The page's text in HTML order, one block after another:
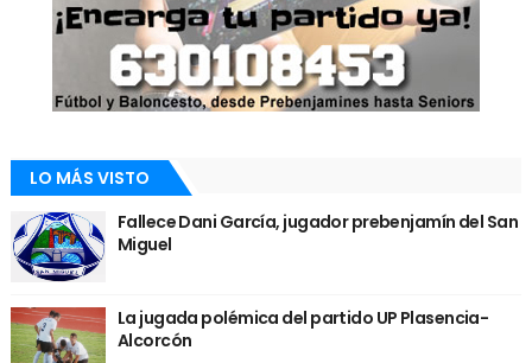
LO MÁS VISTO
Fallece Dani García, jugador prebenjamín del San
Miguel
La jugada polémica del partido UP Plasencia-
Alcorcón